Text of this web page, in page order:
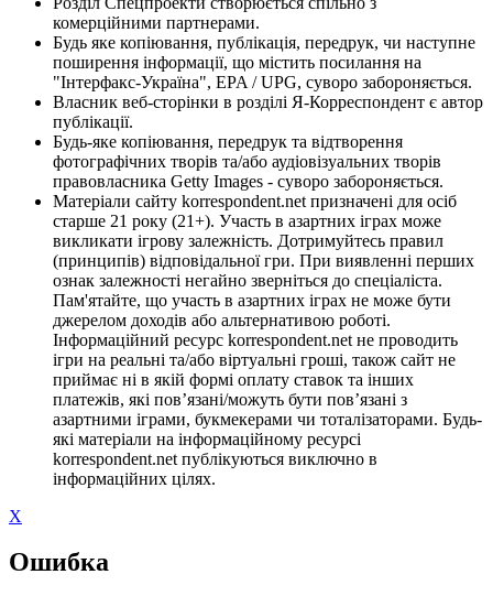
комерційними партнерами.
Будь яке копіювання, публікація, передрук, чи наступне
поширення інформації, що містить посилання на
"Інтерфакс-Україна", EPA / UPG, суворо забороняється.
Власник веб-сторінки в розділі Я-Корреспондент є автор
публікації.
Будь-яке копіювання, передрук та відтворення
фотографічних творів та/або аудіовізуальних творів
правовласника Getty Images - суворо забороняється.
Матеріали сайту korrespondent.net призначені для осіб
старше 21 року (21+). Участь в азартних іграх може
викликати ігрову залежність. Дотримуйтесь правил
(принципів) відповідальної гри. При виявленні перших
ознак залежності негайно зверніться до спеціаліста.
Пам'ятайте, що участь в азартних іграх не може бути
джерелом доходів або альтернативою роботі.
Інформаційний ресурс korrespondent.net не проводить
ігри на реальні та/або віртуальні гроші, також сайт не
приймає ні в якій формі оплату ставок та інших
платежів, які пов’язані/можуть бути пов’язані з
азартними іграми, букмекерами чи тоталізаторами. Будь-
які матеріали на інформаційному ресурсі
korrespondent.net публікуються виключно в
інформаційних цілях.
X
Ошибка